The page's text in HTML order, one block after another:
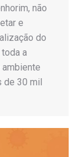
não
e
do
a
de 30 mil